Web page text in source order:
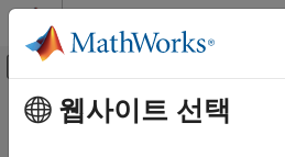
콘텐츠로 바로 가기
오프캔버스 탐색 메
문서 홈
주요 콘텐츠
웹사이트 선택